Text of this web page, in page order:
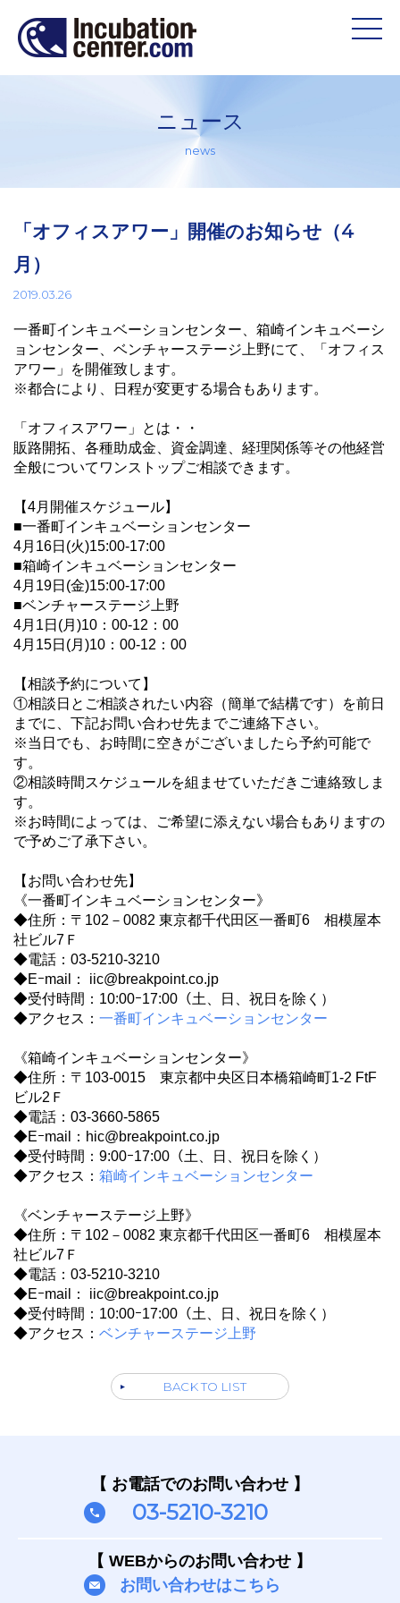
ニュース
news
「オフィスアワー」開催のお知らせ（4
月）
2019.03.26
一番町インキュベーションセンター、箱崎インキュベーシ
ョンセンター、ベンチャーステージ上野にて、「オフィス
アワー」を開催致します。
※都合により、日程が変更する場合もあります。
「オフィスアワー」とは・・
販路開拓、各種助成金、資金調達、経理関係等その他経営
全般についてワンストップご相談できます。
【4月開催スケジュール】
■一番町インキュベーションセンター
4月16日(火)15:00-17:00
■箱崎インキュベーションセンター
4月19日(金)15:00-17:00
■ベンチャーステージ上野
4月1日(月)10：00-12：00
4月15日(月)10：00-12：00
【相談予約について】
①相談日とご相談されたい内容（簡単で結構です）を前日
までに、下記お問い合わせ先までご連絡下さい。
※当日でも、お時間に空きがございましたら予約可能で
す。
②相談時間スケジュールを組ませていただきご連絡致しま
す。
※お時間によっては、ご希望に添えない場合もありますの
で予めご了承下さい。
【お問い合わせ先】
《一番町インキュベーションセンター》
◆住所：〒102－0082 東京都千代田区一番町6 相模屋本
社ビル7Ｆ
◆電話：03-5210-3210
◆Eｰmail： iic@breakpoint.co.jp
◆受付時間：10:00ｰ17:00（土、日、祝日を除く）
◆アクセス： 一番町インキュベーションセンター
《箱崎インキュベーションセンター》
◆住所：〒103-0015 東京都中央区日本橋箱崎町1-2 FtF
ビル2Ｆ
◆電話：03-3660-5865
◆Eｰmail：hic@breakpoint.co.jp
◆受付時間：9:00ｰ17:00（土、日、祝日を除く）
◆アクセス： 箱崎インキュベーションセンター
《ベンチャーステージ上野》
◆住所：〒102－0082 東京都千代田区一番町6 相模屋本
社ビル7Ｆ
◆電話：03-5210-3210
◆Eｰmail： iic@breakpoint.co.jp
◆受付時間：10:00ｰ17:00（土、日、祝日を除く）
◆アクセス： ベンチャーステージ上野
BACK TO LIST
【 お電話でのお問い合わせ 】
03-5210-3210
【 WEBからのお問い合わせ 】
お問い合わせはこちら